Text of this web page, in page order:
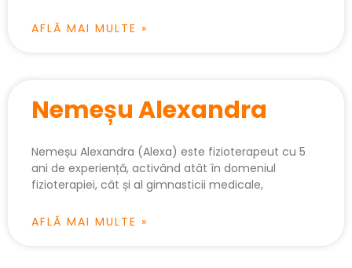
AFLĂ MAI MULTE »
Nemeșu Alexandra
Nemeșu Alexandra (Alexa) este fizioterapeut cu 5
ani de experiență, activând atât în domeniul
fizioterapiei, cât și al gimnasticii medicale,
AFLĂ MAI MULTE »